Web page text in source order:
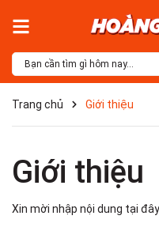
Trang chủ Giới thiệu
Giới thiệu
Xin mời nhập nội dung tại đây